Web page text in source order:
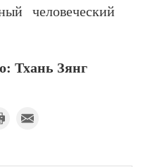
человеческий
Тхань Зянг